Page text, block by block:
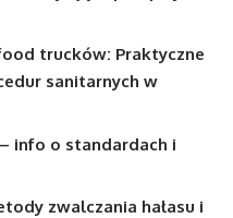
trucków: Praktyczne
sanitarnych w
info o standardach i
zwalczania hałasu i